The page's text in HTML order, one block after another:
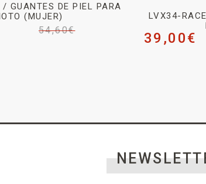
GUANTES DE PIEL PARA
(MUJER)
54,60€
LVX34-
39,00€